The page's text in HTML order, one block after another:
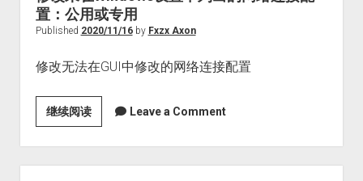
用
的
络
速
服
务
提
置：公用或专用
Published 2020/11/16by Fxzx Axon
修改无法在GUI中修改的网络连接配置
继续阅读修
改
未
在
Leave a Comment